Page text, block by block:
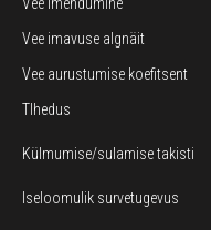
Vee imavuse algnäit
Vee aurustumise koefitsent
TIhedus
Külmumise/sulamise takisti
Iseloomulik survetugevus